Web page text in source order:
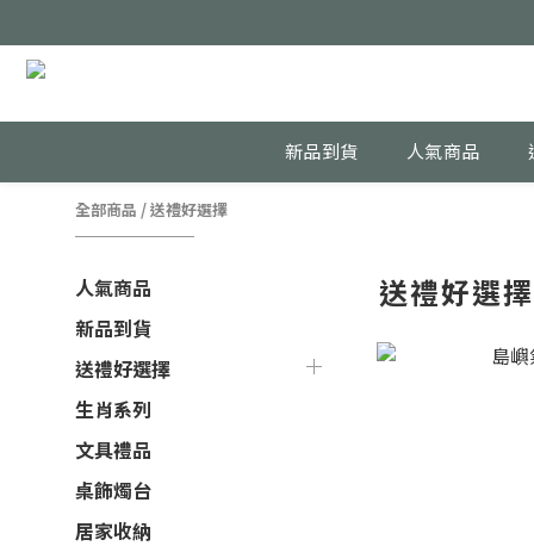
新品到貨 人氣商品
全部商品 /送禮好選擇
人氣商品
新品到貨
送禮好選擇
生肖系列
文具禮品
桌飾燭台
居家收納
送禮好選擇